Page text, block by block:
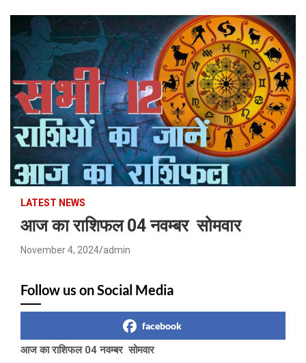
LATEST NEWS
आज का राशिफल 04 नवम्बर सोमवार
November 4, 2024 admin
Follow us on Social Media
facebook
आज का राशिफल 04 नवम्बर सोमवार